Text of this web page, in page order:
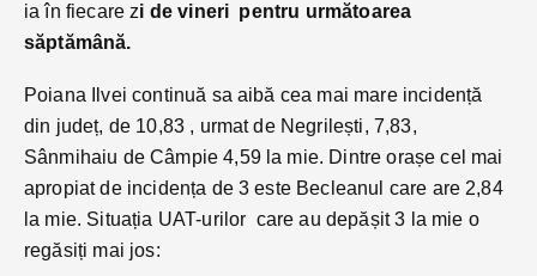
ia în fiecare zi de vineri pentru următoarea
săptămână.
Poiana Ilvei continuă sa aibă cea mai mare incidență
din județ, de 10,83 , urmat de Negrilești, 7,83,
Sânmihaiu de Câmpie 4,59 la mie. Dintre orașe cel mai
apropiat de incidența de 3 este Becleanul care are 2,84
la mie. Situația UAT-urilor care au depășit 3 la mie o
regăsiți mai jos: